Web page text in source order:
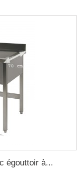
égouttoir à...